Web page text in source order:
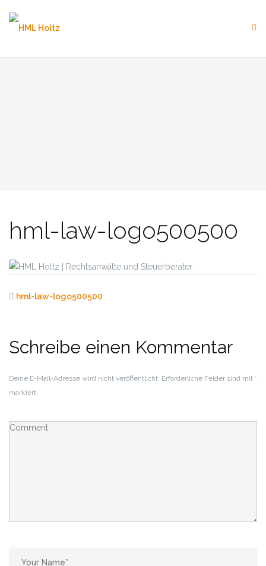
hml-law-logo500500
hml-law-logo500500
Schreibe einen Kommentar
Deine E-Mail-Adresse wird nicht veröffentlicht. Erforderliche Felder sind mit *
markiert.